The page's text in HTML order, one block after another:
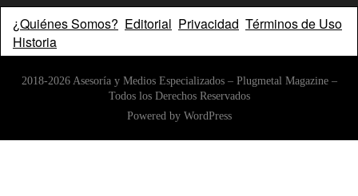
¿Quiénes Somos? Editorial Privacidad Términos de Uso
Historia
2018-2026 Asesoría y Medios Especializados – Plugmetal Magazine –
Todos los Derechos Reservados
Powered by WordPress